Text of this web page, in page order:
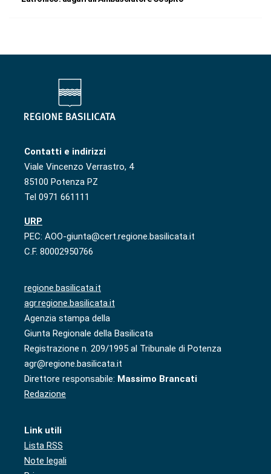
Contatti e indirizzi
Viale Vincenzo Verrastro, 4
85100 Potenza PZ
Tel 0971 661111
URP
PEC: AOO-giunta@cert.regione.basilicata.it
C.F. 80002950766
regione.basilicata.it
agr.regione.basilicata.it
Agenzia stampa della
Giunta Regionale della Basilicata
Registrazione n. 209/1995 al Tribunale di Potenza
agr@regione.basilicata.it
Direttore responsabile: Massimo Brancati
Redazione
Link utili
Lista RSS
Note legali